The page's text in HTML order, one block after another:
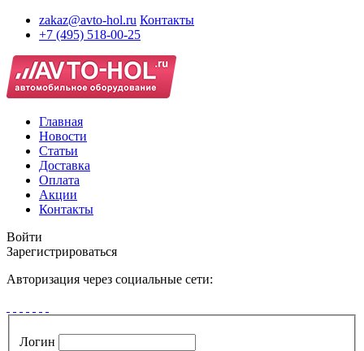
zakaz@avto-hol.ru Контакты
+7 (495) 518-00-25
Главная
Новости
Статьи
Доставка
Оплата
Акции
Контакты
Войти
Зарегистрироваться
Авторизация через социальные сети:
Логин